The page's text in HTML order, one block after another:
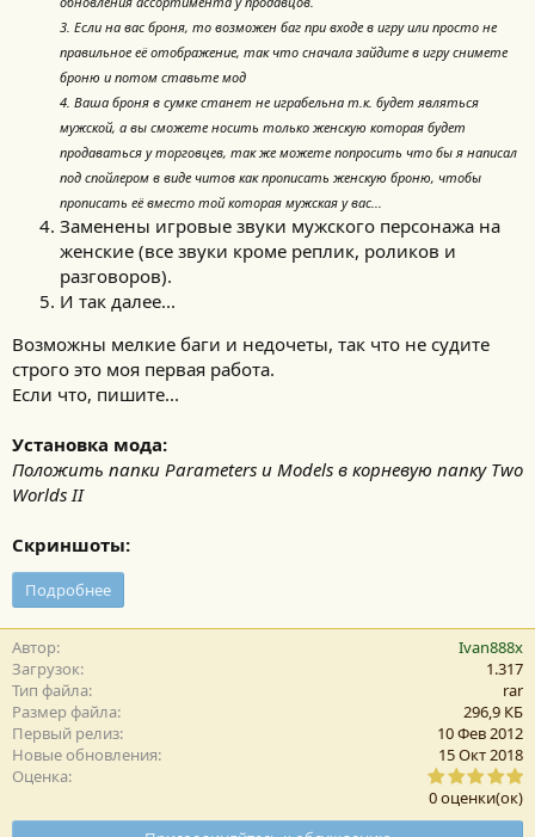
3. Если на вас броня, то возможен баг при входе в игру или просто не
правильное её отображение, так что сначала зайдите в игру снимете
броню и потом ставьте мод
4. Ваша броня в сумке станет не играбельна т.к. будет являться
мужской, а вы сможете носить только женскую которая будет
продаваться у торговцев, так же можете попросить что бы я написал
под спойлером в виде читов как прописать женскую броню, чтобы
прописать её вместо той которая мужская у вас...
Заменены игровые звуки мужского персонажа на
женские (все звуки кроме реплик, роликов и
разговоров).
И так далее...
Возможны мелкие баги и недочеты, так что не судите
строго это моя первая работа.
Если что, пишите...
Установка мода:
Положить папки Parameters и Models в корневую папку Two
Worlds II
Скриншоты:
Подробнее
Автор
Ivan888x
Загрузок
1.317
Тип файла
rar
Размер файла
296,9 КБ
Первый релиз
10 Фев 2012
Новые обновления
15 Окт 2018
Оценка
0
,
0
0
0 оценки(ок)